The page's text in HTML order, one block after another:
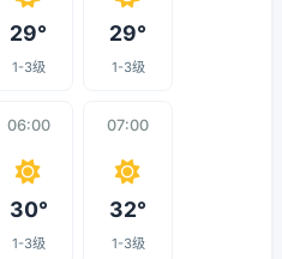
29°
1-3级
29°
1-3级
06:00
30°
1-3级
07:00
32°
1-3级